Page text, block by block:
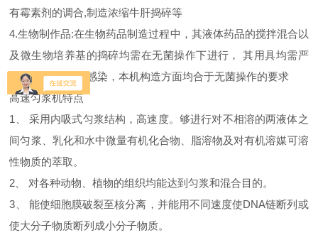
有霉素剂的调合,制造浓缩牛肝捣碎等
4.生物制作品:在生物药品制造过程中，其液体药品的搅拌混合以
及微生物培养基的捣碎均需在无菌操作下进行， 其用具均需严
密消毒,以免杂菌感染，本机构造方面均合于无菌操作的要求
高速匀浆机特点
1、 采用内吸式匀浆结构，高速度。够进行对不相溶的两液体之
间匀浆、乳化和水中微量有机化合物、脂溶物及对有机溶媒可溶
性物质的萃取。
2、 对各种动物、植物的组织均能达到匀浆和混合目的。
3、 能使细胞膜破裂至核分离，并能用不同速度使DNA链断列或
使大分子物质断列成小分子物质。